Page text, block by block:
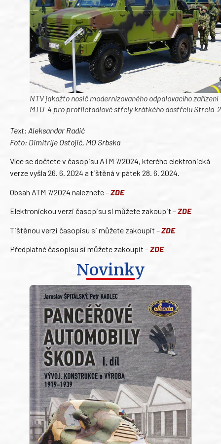
NTV jakožto nosič modernizovaného odpalovacího zařízení
MTU-4 pro protiletadlové střely krátkého dostřelu Strela-
Text: Aleksandar Radić
Foto: Dimitrije Ostojić, MO Srbska
Více se dočtete v časopisu ATM 7/2024, kterého elektronická
verze vyšla 26. 6. 2024 a tištěná v pátek 28. 6. 2024.
Obsah ATM 7/2024 naleznete –ZDE
Elektronickou verzi časopisu si můžete zakoupit –ZDE
Tištěnou verzi časopisu si můžete zakoupit –ZDE
Předplatné časopisu si můžete zakoupit –ZDE
Novinky